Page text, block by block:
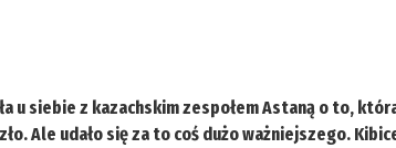
u siebie z kazachskim zespołem Astaną o to,
Ale udało się za to coś dużo ważniejszego.